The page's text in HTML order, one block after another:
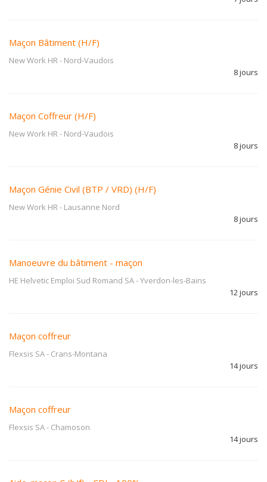
Maçon Bâtiment (H/F)
New Work HR- Nord-Vaudois
8 jours
Maçon Coffreur (H/F)
New Work HR- Nord-Vaudois
8 jours
Maçon Génie Civil (BTP / VRD) (H/F)
New Work HR- Lausanne Nord
8 jours
Manoeuvre du bâtiment - maçon
HE Helvetic Emploi Sud Romand SA-Yverdon-les-Bains
12 jours
Maçon coffreur
Flexsis SA- Crans-Montana
14 jours
Maçon coffreur
Flexsis SA- Chamoson
14 jours